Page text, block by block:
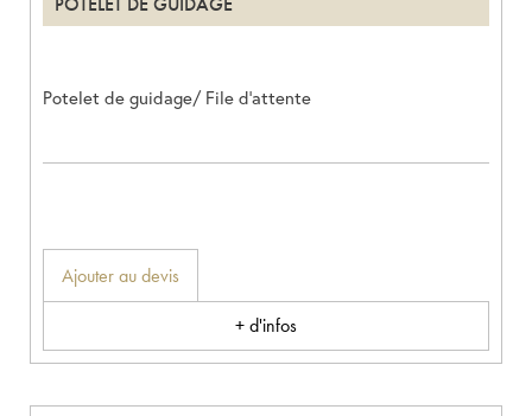
Potelet de guidage/ File d’attente
Ajouter au devis
+ d'infos